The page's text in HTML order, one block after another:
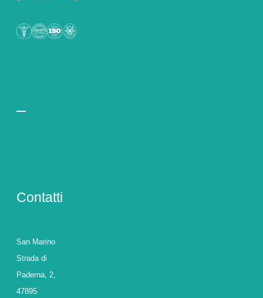
Contatti
San Marino
Strada di
Paderna, 2,
47895